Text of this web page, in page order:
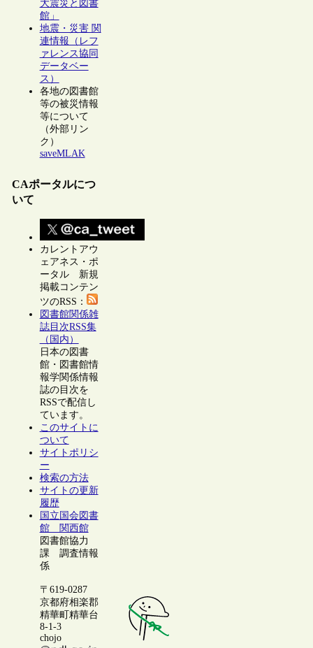
大震災と図書
館」
地震・災害 関
連情報（レフ
ァレンス協同
データベー
ス）
各地の図書館
等の被災情報
等について
（外部リン
ク）
saveMLAK
CAポータルにつ
いて
カレントアウ
ェアネス・ポ
ータル 新規
掲載コンテン
ツのRSS：
図書館関係雑
誌目次RSS集
（国内）
日本の図書
館・図書館情
報学関係情報
誌の目次を
RSSで配信し
ています。
このサイトに
ついて
サイトポリシ
ー
検索の方法
サイトの更新
履歴
国立国会図書
館 関西館
図書館協力
課 調査情報
係
〒619-0287
京都府相楽郡
精華町精華台
8-1-3
chojo